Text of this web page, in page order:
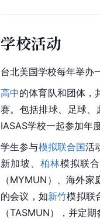
学校活动
台北美国学校每年举办
高中的体育队和团体，
赛。包括排球、足球
IASAS学校一起参加年
学生参与模拟联合国活
新加坡
柏林模拟联
（MYMUN）、海外
的会议，如新竹模拟联
（TASMUN），并定